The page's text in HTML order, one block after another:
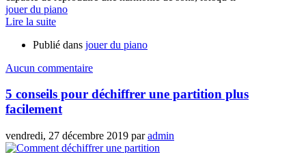
jouer du piano
Lire la suite
Publié dans jouer du piano
Aucun commentaire
5 conseils pour déchiffrer une partition plus
facilement
vendredi, 27 décembre 2019 paradmin